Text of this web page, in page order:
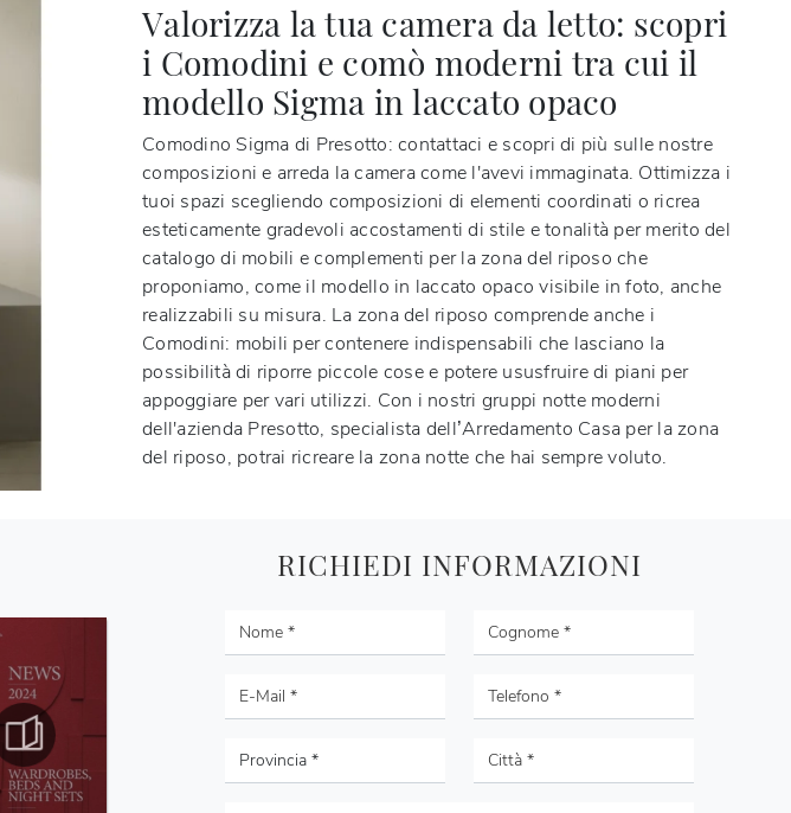
Valorizza la tua camera da letto: scopri
i Comodini e comò moderni tra cui il
modello Sigma in laccato opaco
Comodino Sigma di Presotto: contattaci e scopri di più sulle nostre
composizioni e arreda la camera come l'avevi immaginata. Ottimizza i
tuoi spazi scegliendo composizioni di elementi coordinati o ricrea
esteticamente gradevoli accostamenti di stile e tonalità per merito del
catalogo di mobili e complementi per la zona del riposo che
proponiamo, come il modello in laccato opaco visibile in foto, anche
realizzabili su misura. La zona del riposo comprende anche i
Comodini: mobili per contenere indispensabili che lasciano la
possibilità di riporre piccole cose e potere ususfruire di piani per
appoggiare per vari utilizzi. Con i nostri gruppi notte moderni
dell'azienda Presotto, specialista dell’Arredamento Casa per la zona
del riposo, potrai ricreare la zona notte che hai sempre voluto.
RICHIEDI INFORMAZIONI